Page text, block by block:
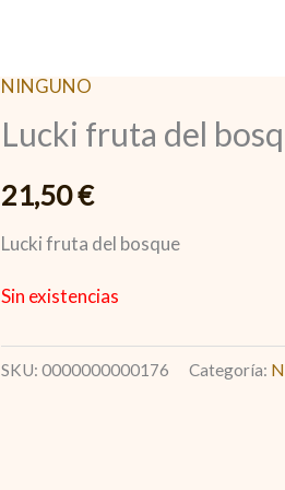
NINGUNO
Lucki fruta del
21,50€
Lucki fruta del bosque
Sin existencias
SKU: 0000000000176 Categoría: